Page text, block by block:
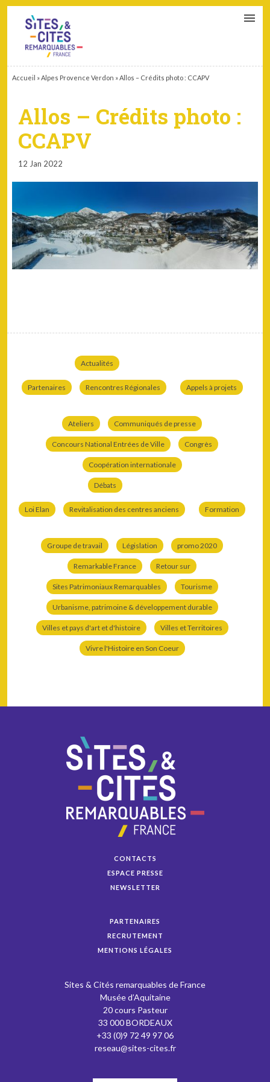
Accueil »Alpes Provence Verdon »Allos – Crédits photo : CCAPV
Allos – Crédits photo :
CCAPV
12 Jan 2022
Actualités
Partenaires Rencontres Régionales Appels à projets
Ateliers Communiqués de presse
Concours National Entrées de Ville Congrès
Coopération internationale
Débats
Loi Elan Revitalisation des centres anciens Formation
Groupe de travail Législation promo 2020
Remarkable France Retour sur
Sites Patrimoniaux Remarquables Tourisme
Urbanisme, patrimoine & développement durable
Villes et pays d'art et d'histoire Villes et Territoires
Vivre l'Histoire en Son Coeur
CONTACTS
ESPACE PRESSE
NEWSLETTER
PARTENAIRES
RECRUTEMENT
MENTIONS LÉGALES
Sites & Cités remarquables de France
Musée d’Aquitaine
20 cours Pasteur
33 000 BORDEAUX
+33 (0)9 72 49 97 06
reseau@sites-cites.fr